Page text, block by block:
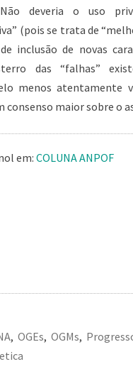
deveria o uso
(pois se trata de
inclusão de novas
das “falhas”
menos atentamente
consenso maior sobre o
em: COLUNA ANPOF
, OGEs, OGMs,